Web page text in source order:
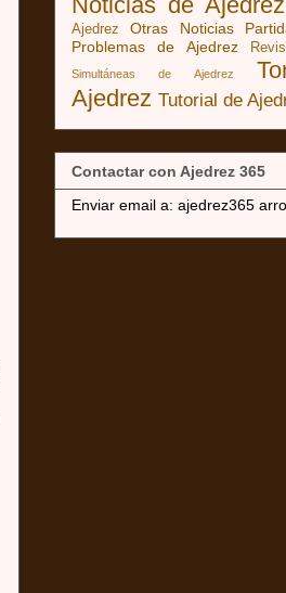
Ajedrez
Otras Noticias
Problemas de Ajedrez
Simultáneas de Ajedrez
Ajedrez Tutorial de
Contactar con Ajedrez 365
Enviar email a: ajedrez365